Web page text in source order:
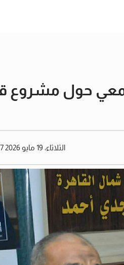
حول مشروع
الثلاثاء، 19 مايو 2026 12:57 مساءً